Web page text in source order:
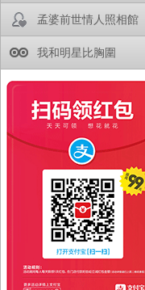
孟婆前世情人照相館
我和明星比胸圍